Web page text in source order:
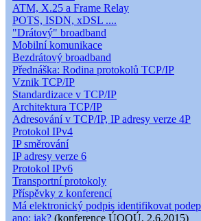
ATM, X.25 a Frame Relay
POTS, ISDN, xDSL ....
"Drátový" broadband
Mobilní komunikace
Bezdrátový broadband
Přednáška: Rodina protokolů TCP/IP
Vznik TCP/IP
Standardizace v TCP/IP
Architektura TCP/IP
Adresování v TCP/IP, IP adresy verze 4P
Protokol IPv4
IP směrování
IP adresy verze 6
Protokol IPv6
Transportní protokoly
Příspěvky z konferencí
Má elektronický podpis identifikovat
ano: jak? (konference ÚOOÚ, 2.6.2015)